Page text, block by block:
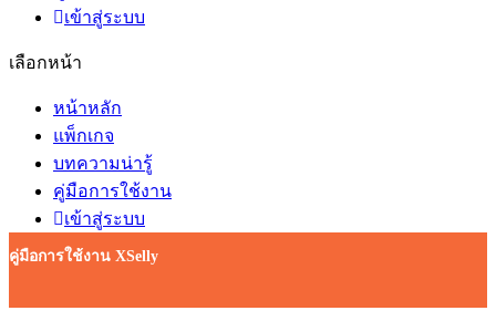
เข้าสู่ระบบ
เลือกหน้า
หน้าหลัก
แพ็กเกจ
บทความน่ารู้
คู่มือการใช้งาน
เข้าสู่ระบบ
คู่มือการใช้งาน XSelly